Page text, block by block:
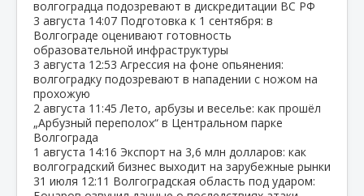
волгоградца подозревают в дискредитации ВС РФ
3 августа 14:07 Подготовка к 1 сентября: в
Волгограде оценивают готовность
образовательной инфраструктуры
3 августа 12:53 Агрессия на фоне опьянения:
волгоградку подозревают в нападении с ножом на
прохожую
2 августа 11:45 Лето, арбузы и веселье: как прошёл
„Арбузный переполох“ в Центральном парке
Волгограда
1 августа 14:16 Экспорт на 3,6 млн долларов: как
волгоградский бизнес выходит на зарубежные рынки
31 июля 12:11 Волгоградская область под ударом: